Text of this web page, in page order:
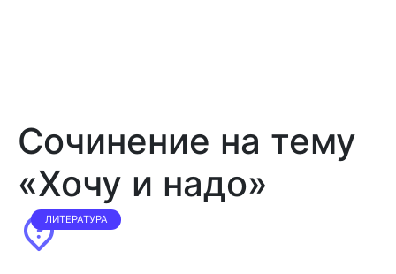
Сочинение на тему
«Хочу и надо»
ЛИТЕРАТУРА